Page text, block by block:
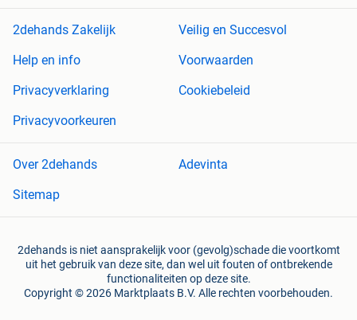
2dehands Zakelijk
Veilig en Succesvol
Help en info
Voorwaarden
Privacyverklaring
Cookiebeleid
Privacyvoorkeuren
Over 2dehands
Adevinta
Sitemap
2dehands is niet aansprakelijk voor (gevolg)schade die voortkomt
uit het gebruik van deze site, dan wel uit fouten of ontbrekende
functionaliteiten op deze site.
Copyright © 2026 Marktplaats B.V. Alle rechten voorbehouden.